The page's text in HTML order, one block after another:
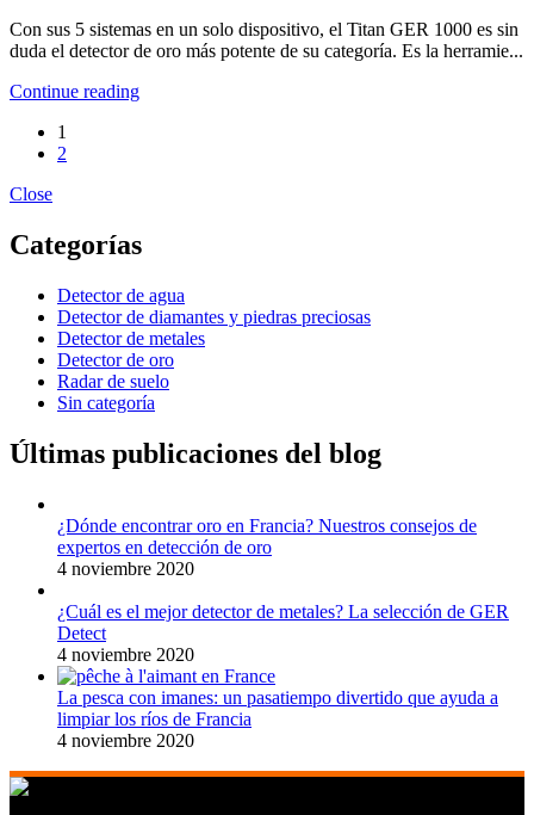
Con sus 5 sistemas en un solo dispositivo, el Titan GER 1000 es sin
duda el detector de oro más potente de su categoría. Es la herramie...
Continue reading
1
2
Close
Categorías
Detector de agua
Detector de diamantes y piedras preciosas
Detector de metales
Detector de oro
Radar de suelo
Sin categoría
Últimas publicaciones del blog
¿Dónde encontrar oro en Francia? Nuestros consejos de
expertos en detección de oro
4 noviembre 2020
¿Cuál es el mejor detector de metales? La selección de GER
Detect
4 noviembre 2020
La pesca con imanes: un pasatiempo divertido que ayuda a
limpiar los ríos de Francia
4 noviembre 2020